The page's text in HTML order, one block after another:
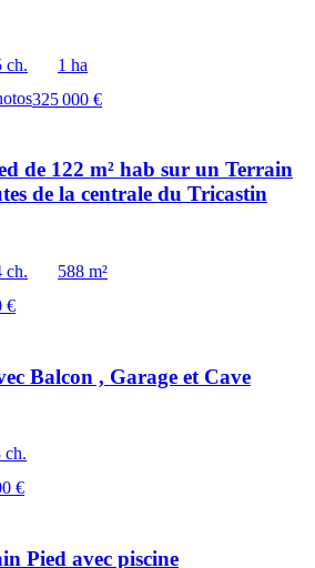
ch.
1 ha
325 000 €
de 122 m² hab sur un Terrain
de la centrale du Tricastin
ch.
588 m²
€
Balcon , Garage et Cave
ch.
€
Pied avec piscine